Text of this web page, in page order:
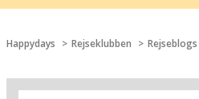
Happydays Rejseklubben Rejseblogs